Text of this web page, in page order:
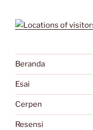
Beranda
Esai
Cerpen
Resensi